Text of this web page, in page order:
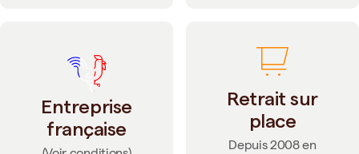
Entreprise
française
Retrait sur
place
Depuis 2008 en